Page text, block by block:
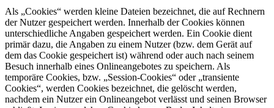
Als „Cookies“ werden kleine Dateien bezeichnet, die auf Rechnern
der Nutzer gespeichert werden. Innerhalb der Cookies können
unterschiedliche Angaben gespeichert werden. Ein Cookie dient
primär dazu, die Angaben zu einem Nutzer (bzw. dem Gerät auf
dem das Cookie gespeichert ist) während oder auch nach seinem
Besuch innerhalb eines Onlineangebotes zu speichern. Als
temporäre Cookies, bzw. „Session-Cookies“ oder „transiente
Cookies“, werden Cookies bezeichnet, die gelöscht werden,
nachdem ein Nutzer ein Onlineangebot verlässt und seinen Browser